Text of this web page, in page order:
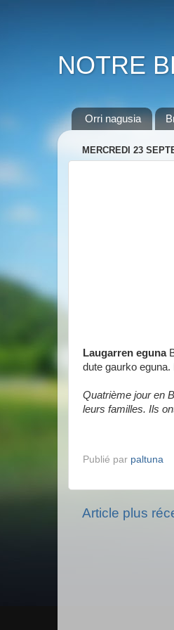
NOTRE
Orri nagusia
MERCREDI 23
Laugarren eguna
dute gaurko
Quatrième jour en
leurs familles. Ils
Publié par paltuna
Article plus